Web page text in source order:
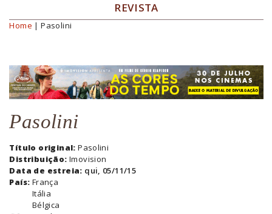
REVISTA
Você está aqui
Home | Pasolini
Pasolini
Título original:Pasolini
Distribuição: Imovision
Data de estreia: qui, 05/11/15
País: França
Itália
Bélgica